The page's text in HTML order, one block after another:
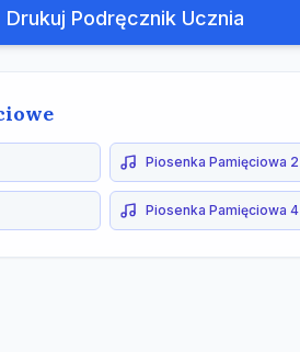
Drukuj Podręcznik Ucznia
Piosenka Pamięciowa 2
Piosenka Pamięciowa 4